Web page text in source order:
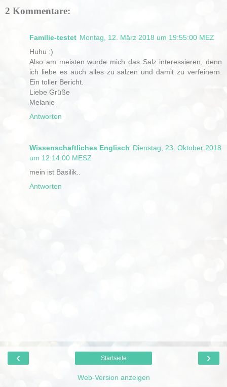
2 Kommentare:
Familie-testet Montag, 12. März 2018 um 19:55:00 MEZ
Huhu :)
Also am meisten wūrde mich das Salz interessieren, denn
ich liebe es auch alles zu salzen und damit zu verfeinern.
Ein toller Bericht.
Liebe Grüße
Melanie
Antworten
Wissenschaftliches Englisch Dienstag, 23. Oktober 2018
um 12:14:00 MESZ
mein ist Basilik..
Antworten
‹ ›
Startseite
Web-Version anzeigen